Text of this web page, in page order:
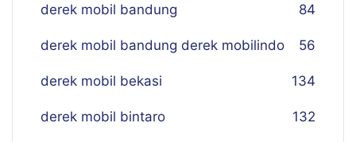
derek mobil bandung 84
derek mobil bandung derek mobilindo 56
derek mobil bekasi 134
derek mobil bintaro 132